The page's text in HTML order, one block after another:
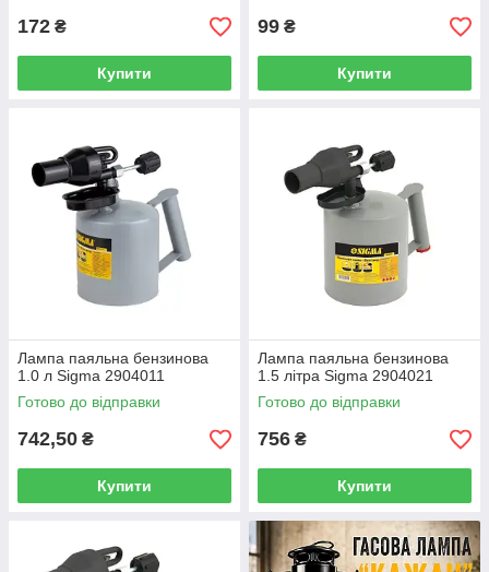
172 ₴
Купити
99 ₴
Купити
Лампа паяльна бензинова
1.0 л Sigma 2904011
Готово до відправки
742,50 ₴
Купити
Лампа паяльна бензинова
1.5 літра Sigma 2904021
Готово до відправки
756 ₴
Купити